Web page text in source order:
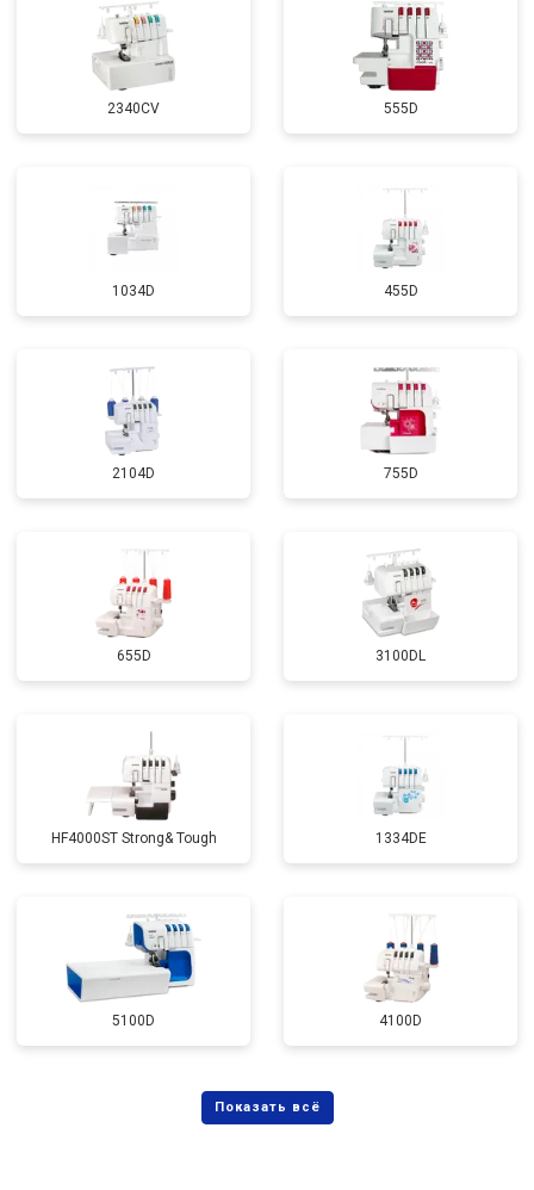
2340CV 555D
1034D 455D
2104D 755D
655D 3100DL
HF4000ST Strong& Tough 1334DE
5100D 4100D